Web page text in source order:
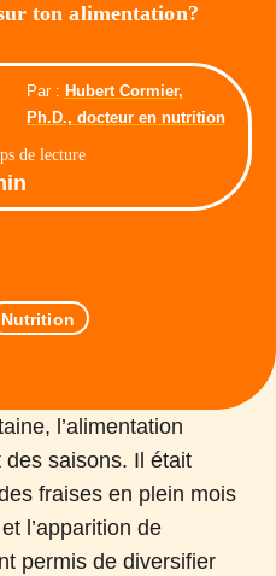
ton alimentation?
Par : Hubert Cormier,
Ph.D., docteur en nutrition
de lecture
Nutrition
l’alimentation
saisons. Il était
fraises en plein mois
l’apparition de
permis de diversifier